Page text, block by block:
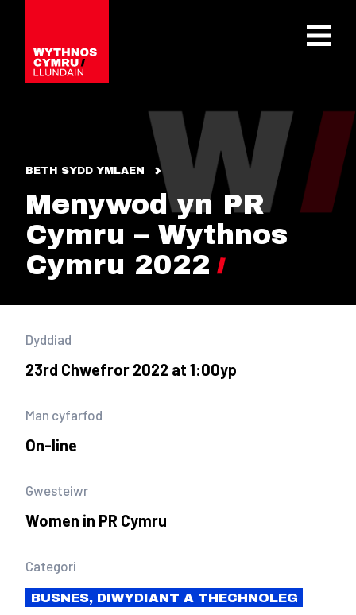
OPEN
BETH SYDD YMLAEN
Menywod yn PR
Cymru – Wythnos
Cymru 2022
Dyddiad
23rd Chwefror 2022 at 1:00yp
Man cyfarfod
On-line
Gwesteiwr
Women in PR Cymru
Categori
BUSNES, DIWYDIANT A THECHNOLEG